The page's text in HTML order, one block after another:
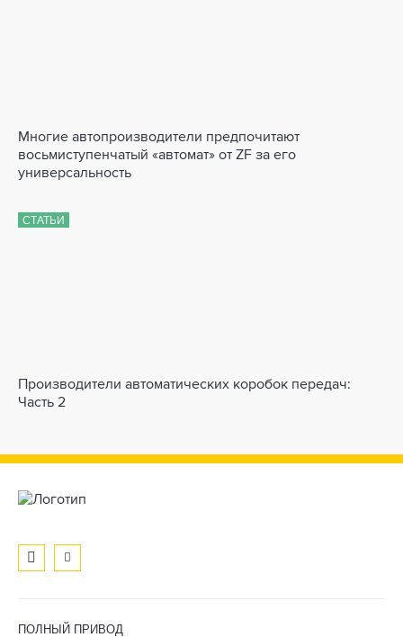
Многие автопроизводители предпочитают
восьмиступенчатый «автомат» от ZF за его
универсальность
СТАТЬИ
Производители автоматических коробок передач:
Часть 2
ПОЛНЫЙ ПРИВОД